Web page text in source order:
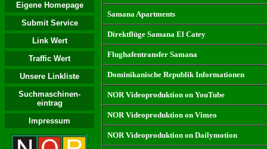
Eigene Homepage
Submit Service
Link Wert
Traffic Wert
Unsere Linkliste
Suchmaschinen-
eintrag
Impressum
Samana Apartments
Direktflüge Samana El Catey
Flughafentransfer Samana
Dominikanische Republik Informationen
NOR Videoproduktion on YouTube
NOR Videoproduktion on Vimeo
NOR Videoproduktion on Dailymotion